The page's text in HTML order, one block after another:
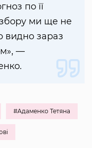
по її
збору ми ще не
видно зараз
—
#Адаменко Тетяна